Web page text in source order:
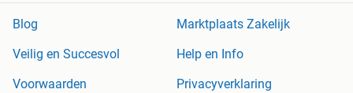
Blog
Marktplaats Zakelijk
Veilig en Succesvol
Help en Info
Voorwaarden
Privacyverklaring